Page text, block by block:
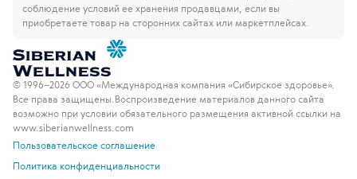
соблюдение условий ее хранения продавцами, если вы
приобретаете товар на сторонних сайтах или маркетплейсах.
© 1996–2026 ООО «Международная компания «Сибирское здоровье».
Все права защищены. Воспроизведение материалов данного сайта
возможно при условии обязательного размещения активной ссылки на
www.siberianwellness.com
Пользовательское соглашение
Политика конфиденциальности